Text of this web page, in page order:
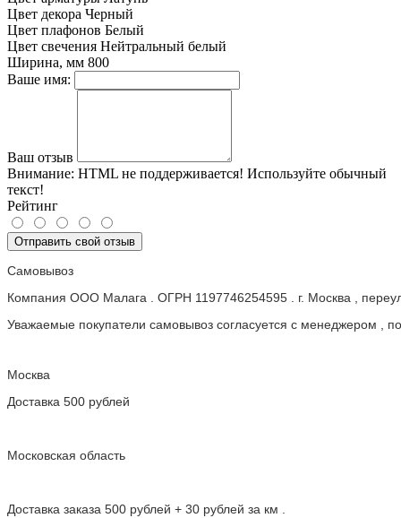
Цвет декора Черный
Цвет плафонов Белый
Цвет свечения Нейтральный белый
Ширина, мм 800
Ваше имя:
Ваш отзыв
Внимание: HTML не поддерживается! Используйте обычный
текст!
Рейтинг
Отправить свой отзыв
Самовывоз
Компания ООО Малага . ОГРН 1197746254595 . г. Москва ,
Уважаемые покупатели самовывоз согласуется с менеджером ,
Москва
Доставка 500 рублей
Московская область
Доставка заказа 500 рублей + 30 рублей за км .